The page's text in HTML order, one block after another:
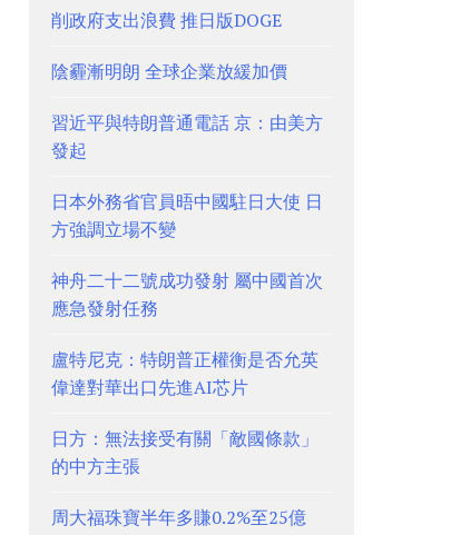
削政府支出浪費 推日版DOGE
陰霾漸明朗 全球企業放緩加價
習近平與特朗普通電話 京：由美方
發起
日本外務省官員晤中國駐日大使 日
方強調立場不變
神舟二十二號成功發射 屬中國首次
應急發射任務
盧特尼克：特朗普正權衡是否允英
偉達對華出口先進AI芯片
日方：無法接受有關「敵國條款」
的中方主張
周大福珠寶半年多賺0.2%至25億